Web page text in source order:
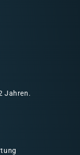
Jahren.